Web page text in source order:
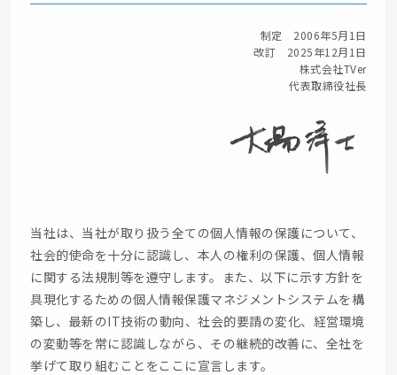
制定 2006年5月1日
改訂 2025年12月1日
株式会社TVer
代表取締役社長
当社は、当社が取り扱う全ての個人情報の保護について、
社会的使命を十分に認識し、本人の権利の保護、個人情報
に関する法規制等を遵守します。また、以下に示す方針を
具現化するための個人情報保護マネジメントシステムを構
築し、最新のIT技術の動向、社会的要請の変化、経営環境
の変動等を常に認識しながら、その継続的改善に、全社を
挙げて取り組むことをここに宣言します。